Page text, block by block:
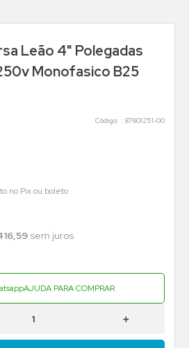
Leão 4" Polegadas
Monofasico B25
: 87601251-00
no Pix ou boleto
,59 sem juros
AJUDA PARA COMPRAR
＋